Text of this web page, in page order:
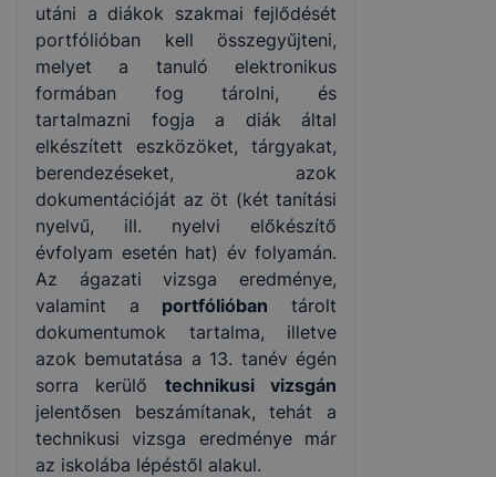
utáni a diákok szakmai fejlődését
portfólióban kell összegyűjteni,
melyet a tanuló elektronikus
formában fog tárolni, és
tartalmazni fogja a diák által
elkészített eszközöket, tárgyakat,
berendezéseket, azok
dokumentációját az öt (két tanítási
nyelvű, ill. nyelvi előkészítő
évfolyam esetén hat) év folyamán.
Az ágazati vizsga eredménye,
valamint a portfólióban tárolt
dokumentumok tartalma, illetve
azok bemutatása a 13. tanév égén
sorra kerülő technikusi vizsgán
jelentősen beszámítanak, tehát a
technikusi vizsga eredménye már
az iskolába lépéstől alakul.